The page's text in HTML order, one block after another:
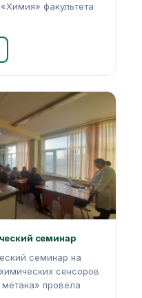
факультета
семинар
семинар на
сенсоров
провела